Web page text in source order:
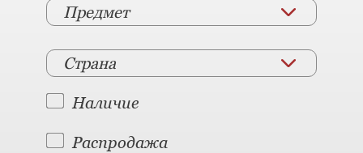
Предмет
Страна
Наличие
Распродажа